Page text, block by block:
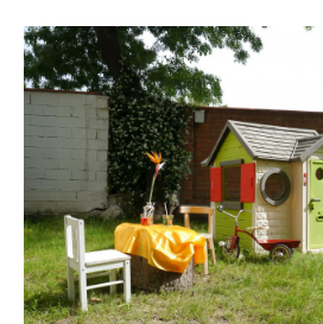
Kontakt
Lage und Zufahrt
Kontaktformular
Dokumentation
Nachrichten
Mobilheim und Preise